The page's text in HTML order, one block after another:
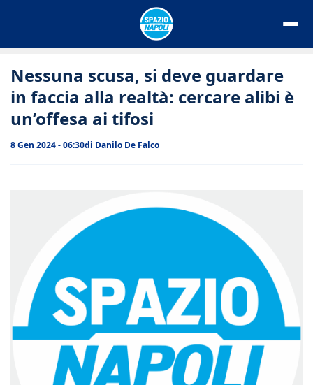
Nessuna scusa, si deve guardare
in faccia alla realtà: cercare alibi è
un’offesa ai tifosi
8 Gen 2024 - 06:30di Danilo De Falco